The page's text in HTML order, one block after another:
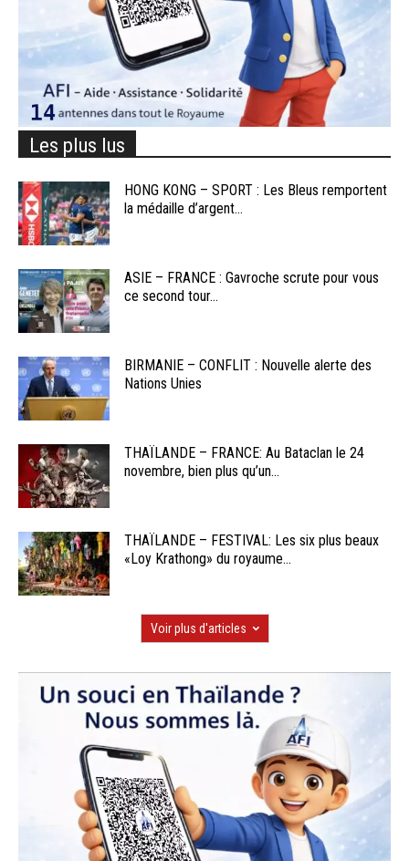
Les plus lus
HONG KONG – SPORT : Les Bleus remportent
la médaille d’argent...
ASIE – FRANCE : Gavroche scrute pour vous
ce second tour...
BIRMANIE – CONFLIT : Nouvelle alerte des
Nations Unies
THAÏLANDE – FRANCE: Au Bataclan le 24
novembre, bien plus qu’un...
THAÏLANDE – FESTIVAL: Les six plus beaux
«Loy Krathong» du royaume...
Voir plus d'articles